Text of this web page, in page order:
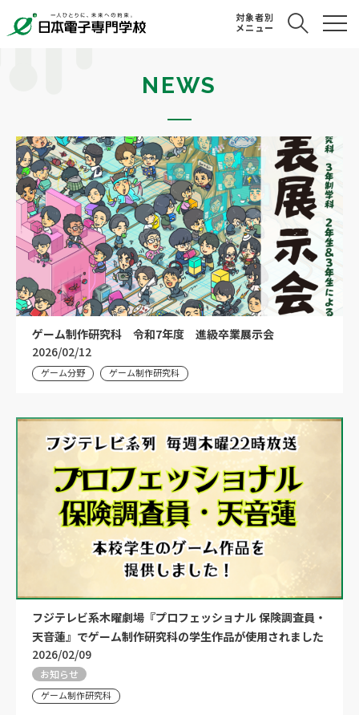
対象者別
メニュー
NEWS
ゲーム制作研究科 令和7年度 進級卒業展示会
2026/02/12
ゲーム分野 ゲーム制作研究科
フジテレビ系木曜劇場『プロフェッショナル 保険調査員・
天音蓮』でゲーム制作研究科の学生作品が使用されました
2026/02/09
お知らせ
ゲーム制作研究科